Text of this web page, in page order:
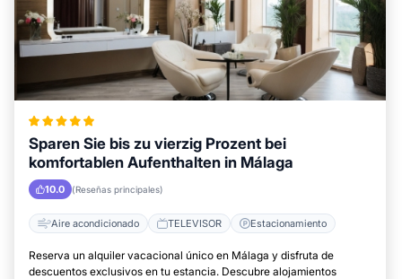
Sparen Sie bis zu vierzig Prozent bei
komfortablen Aufenthalten in Málaga
10.0 (Reseñas principales)
Aire acondicionado TELEVISOR Estacionamiento
Reserva un alquiler vacacional único en Málaga y disfruta de
descuentos exclusivos en tu estancia. Descubre alojamientos